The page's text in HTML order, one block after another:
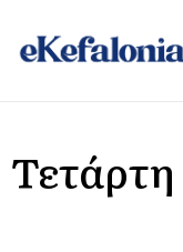
Τετάρτη